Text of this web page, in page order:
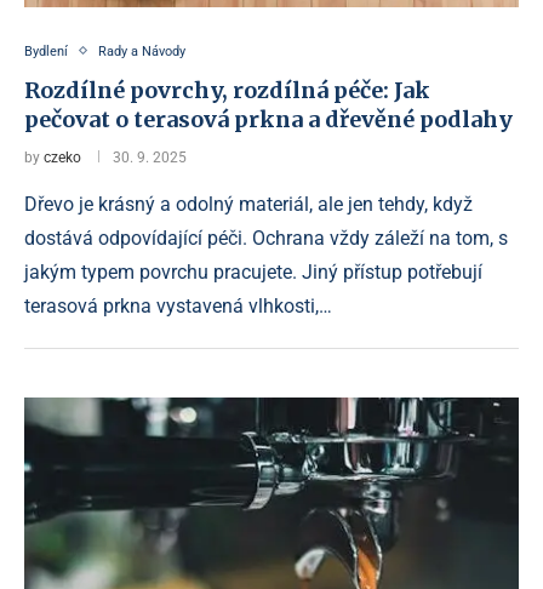
Bydlení Rady a Návody
Rozdílné povrchy, rozdílná péče: Jak
pečovat o terasová prkna a dřevěné podlahy
by czeko 30. 9. 2025
Dřevo je krásný a odolný materiál, ale jen tehdy, když
dostává odpovídající péči. Ochrana vždy záleží na tom, s
jakým typem povrchu pracujete. Jiný přístup potřebují
terasová prkna vystavená vlhkosti,…